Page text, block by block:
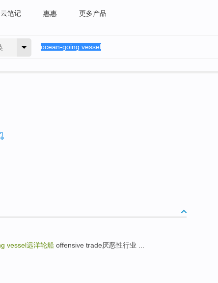
云笔记 惠惠 更多产品
vessel远洋轮船 offensive trade厌恶性行业 ...